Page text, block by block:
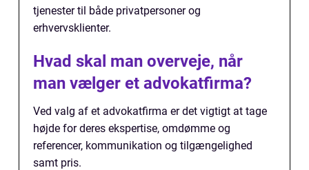
tjenester til både privatpersoner og
erhvervsklienter.
Hvad skal man overveje, når
man vælger et advokatfirma?
Ved valg af et advokatfirma er det vigtigt at tage
højde for deres ekspertise, omdømme og
referencer, kommunikation og tilgængelighed
samt pris.